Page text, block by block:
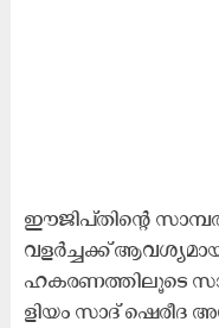
ഈ​ജി​പ്തി​ന്റെ
വ​ള​ർ​ച്ച​ക്ക്
ഹ​ക​ര​ണ​ത്തി​ലൂ​ടെ
ളി​യം സാ​ദ്